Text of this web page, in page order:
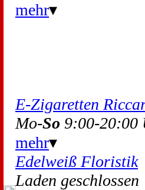
mehr▾
E-Zigaretten
Mo-So 9:00-20:00
mehr▾
Edelweiß Floristik
Laden geschlossen